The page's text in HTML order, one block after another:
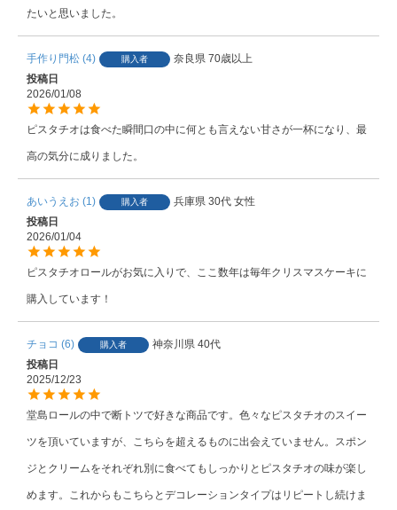
たいと思いました。
手作り門松 4 購入者 奈良県 70歳以上
投稿日
2026/01/08
ピスタチオは食べた瞬間口の中に何とも言えない甘さが一杯になり、最
あいうえお 1 購入者 兵庫県 30代 女性
投稿日
2026/01/04
ピスタチオロールがお気に入りで、ここ数年は毎年クリスマスケーキに
購入しています！
チョコ 6 購入者 神奈川県 40代
投稿日
2025/12/23
堂島ロールの中で断トツで好きな商品です。色々なピスタチオのスイー
ツを頂いていますが、こちらを超えるものに出会えていません。スポン
ジとクリームをそれぞれ別に食べてもしっかりとピスタチオの味が楽し
めます。これからもこちらとデコレーションタイプはリピートし続けま